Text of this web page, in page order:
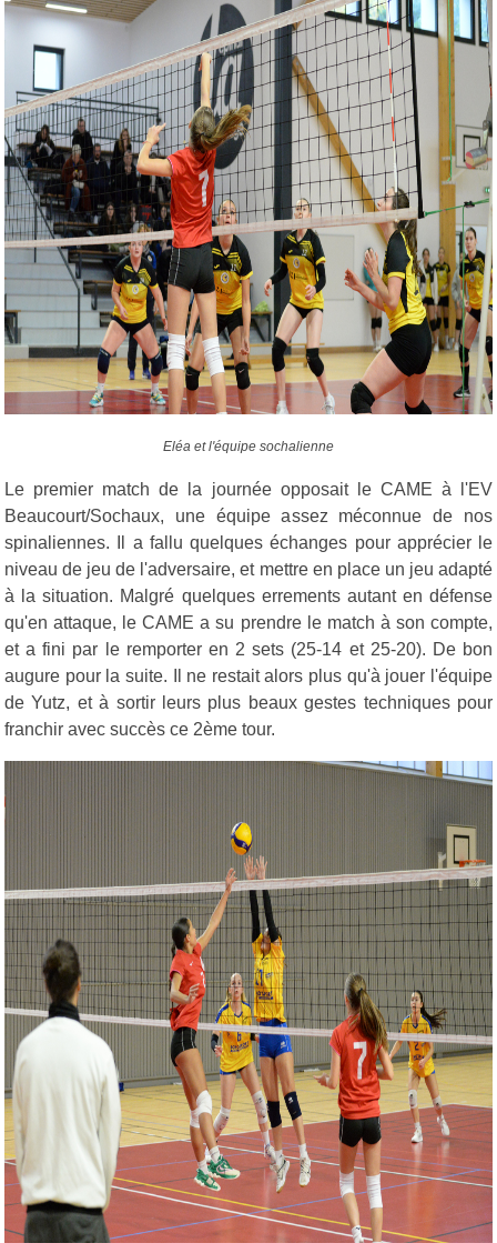
Eléa et l'équipe sochalienne
Le premier match de la journée opposait le CAME à l'EV
Beaucourt/Sochaux, une équipe assez méconnue de nos
spinaliennes. Il a fallu quelques échanges pour apprécier le
niveau de jeu de l'adversaire, et mettre en place un jeu adapté
à la situation. Malgré quelques errements autant en défense
qu'en attaque, le CAME a su prendre le match à son compte,
et a fini par le remporter en 2 sets (25-14 et 25-20). De bon
augure pour la suite. Il ne restait alors plus qu'à jouer l'équipe
de Yutz, et à sortir leurs plus beaux gestes techniques pour
franchir avec succès ce 2ème tour.